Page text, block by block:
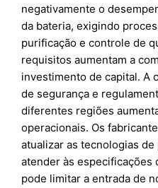
negativamente o
da bateria, exigindo
purificação e controle de
requisitos aumentam a
investimento de capital. A
de segurança e
diferentes regiões
operacionais. Os
atualizar as tecnologias
atender às especificações
pode limitar a entrada de